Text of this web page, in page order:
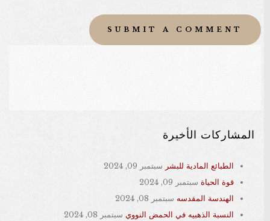
المشاركات الأخيرة
الطبائع المادية للبشر سبتمبر 09, 2024
قوة الحياة سبتمبر 09, 2024
الهندسة المقدسه سبتمبر 08, 2024
النسبة الذهبيه في الحمض النووي سبتمبر 08, 2024